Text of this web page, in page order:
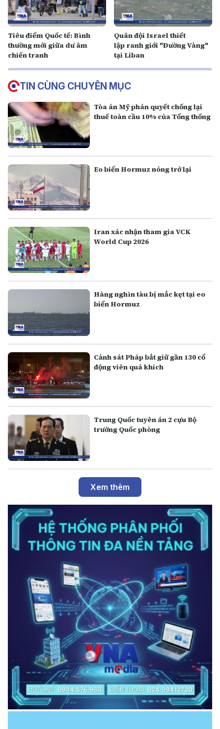
Tiêu điểm Quốc tế: Bình
thường mới giữa dư âm
chiến tranh
Quân đội Israel thiết
lập ranh giới "Đường Vàng"
tại Liban
TIN CÙNG CHUYÊN MỤC
Tòa án Mỹ phán quyết chống lại
thuế toàn cầu 10% của Tổng thống
Eo biển Hormuz nóng trở lại
Iran xác nhận tham gia VCK
World Cup 2026
Hàng nghìn tàu bị mắc kẹt tại eo
biển Hormuz
Cảnh sát Pháp bắt giữ gần 130 cổ
động viên quá khích
Trung Quốc tuyên án 2 cựu Bộ
trưởng Quốc phòng
Xem thêm